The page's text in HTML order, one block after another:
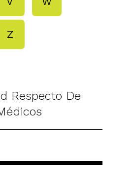
Z
Respecto De